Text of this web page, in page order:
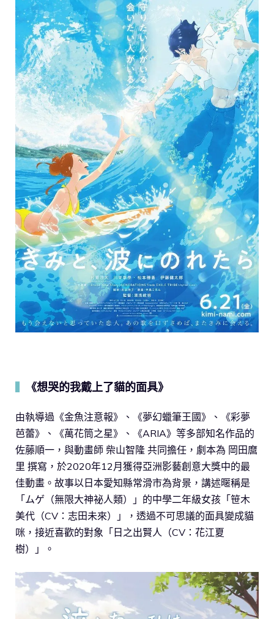
《想哭的我戴上了貓的面具》
由執導過《金魚注意報》、《‎夢幻蠟筆王國》、《彩夢
芭蕾》、《萬花筒之星》、《ARIA》等多部知名作品的
佐藤順一，與動畫師 柴山智隆 共同擔任，劇本為 岡田麿
里 撰寫，於2020年12月獲得亞洲影藝創意大獎中的最
佳動畫。故事以日本愛知縣常滑市為背景，講述暱稱是
「ムゲ（無限大神祕人類）」的中學二年級女孩「笹木
美代（CV：志田未來）」，透過不可思議的面具變成貓
咪，接近喜歡的對象「日之出賢人（CV：花江夏
樹）」。